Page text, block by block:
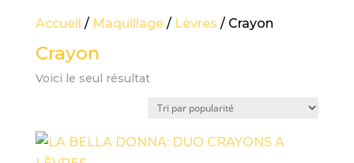
Accueil / Maquillage/ Lèvres / Crayon
Crayon
Voici le seul résultat